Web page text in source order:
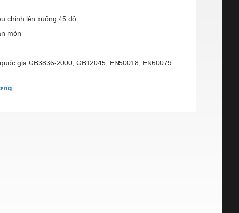
chỉnh lên xuống 45 độ
mòn
gia GB3836-2000, GB12045, EN50018, EN60079